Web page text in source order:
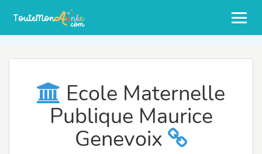
Ecole Maternelle
Publique Maurice
Genevoix